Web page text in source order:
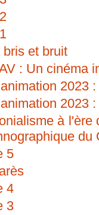
bris et bruit
: Un cinéma
2023
2023
à
du
5
4
3